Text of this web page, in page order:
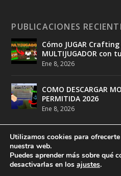
PUBLICACIONES
Cómo JUGAR
MULTIJUGADOR con
Ene 8, 2026
COMO DESCARGAR
PERMITIDA 2026
Ene 8, 2026
Diseñado porDeathMatch
Utilizamos cookies para
nuestra web.
Puedes aprender más sobre qué
desactivarlas en los ajustes.